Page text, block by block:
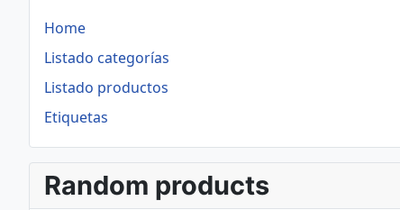
Home
Listado categorías
Listado productos
Etiquetas
Random products